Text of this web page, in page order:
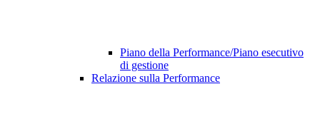
Piano della Performance/Piano esecutivo
di gestione
Relazione sulla Performance